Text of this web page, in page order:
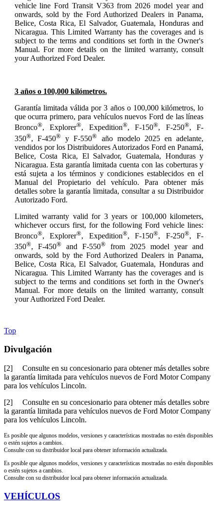
vehicle line Ford Transit V363 from 2026 model year and
onwards, sold by the Ford Authorized Dealers in Panama,
Belice, Costa Rica, El Salvador, Guatemala, Honduras and
Nicaragua. This Limited Warranty has the coverages and is
subject to the terms and conditions set forth in the Owner's
Manual. For more details on the limited warranty, consult
your Authorized Ford Dealer.
3 años o 100,000 kilómetros.
Garantía limitada válida por 3 años o 100,000 kilómetros, lo
que ocurra primero, para vehículos nuevos Ford de las líneas
Bronco®, Explorer®, Expedition®, F-150®, F-250®, F-
350®, F-450®y F-550® año modelo 2025 en adelante,
vendidos por los Distribuidores Autorizados Ford en Panamá,
Belice, Costa Rica, El Salvador, Guatemala, Honduras y
Nicaragua. Esta garantía limitada cuenta con las coberturas y
está sujeta a los términos y condiciones establecidos en el
Manual del Propietario del vehículo. Para obtener más
detalles sobre la garantía limitada, consultar a su Distribuidor
Autorizado Ford.
Limited warranty valid for 3 years or 100,000 kilometers,
whichever occurs first, for the following Ford vehicle lines:
Bronco®, Explorer®, Expedition®, F-150®, F-250®, F-
350®, F-450®and F-550®from 2025 model year and
onwards, sold by the Ford Authorized Dealers in Panama,
Belice, Costa Rica, El Salvador, Guatemala, Honduras and
Nicaragua. This Limited Warranty has the coverages and is
subject to the terms and conditions set forth in the Owner's
Manual. For more details on the limited warranty, consult
your Authorized Ford Dealer.
Top
Divulgación
[2] Consulte en su concesionario para obtener más detalles sobre
la garantía limitada para vehículos nuevos de Ford Motor Company
para los vehículos Lincoln.
[2] Consulte en su concesionario para obtener más detalles sobre
la garantía limitada para vehículos nuevos de Ford Motor Company
para los vehículos Lincoln.
Es posible que algunos modelos, versiones y características mostradas no estén disponibles
o estén sujetos a cambios.
Consulte con su distribuidor local para obtener información actualizada.
Es posible que algunos modelos, versiones y características mostradas no estén disponibles
o estén sujetos a cambios.
Consulte con su distribuidor local para obtener información actualizada.
VEHÍCULOS